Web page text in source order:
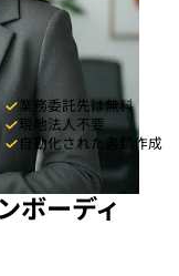
業務委託先は無料
現地法人不要
自動化された書類作成
ボーディ